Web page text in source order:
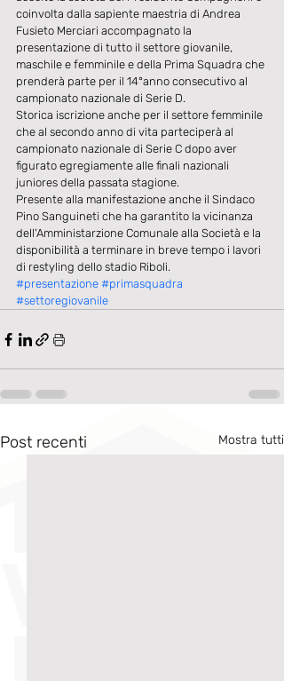
coinvolta dalla sapiente maestria di Andrea
Fusieto Merciari accompagnato la
presentazione di tutto il settore giovanile,
maschile e femminile e della Prima Squadra che
prenderà parte per il 14°anno consecutivo al
campionato nazionale di Serie D.
Storica iscrizione anche per il settore femminile
che al secondo anno di vita parteciperà al
campionato nazionale di Serie C dopo aver
figurato egregiamente alle finali nazionali
juniores della passata stagione.
Presente alla manifestazione anche il Sindaco
Pino Sanguineti che ha garantito la vicinanza
dell'Amministarzione Comunale alla Società e la
disponibilità a terminare in breve tempo i lavori
di restyling dello stadio Riboli.
#presentazione #primasquadra
#settoregiovanile
Post recenti Mostra tutti